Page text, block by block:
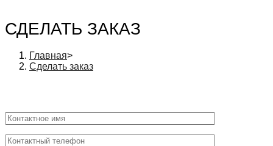
СДЕЛАТЬ ЗАКАЗ
Главная>
Сделать заказ